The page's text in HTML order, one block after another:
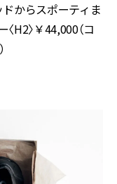
ドからスポーティま
H2〉￥44,000（コ